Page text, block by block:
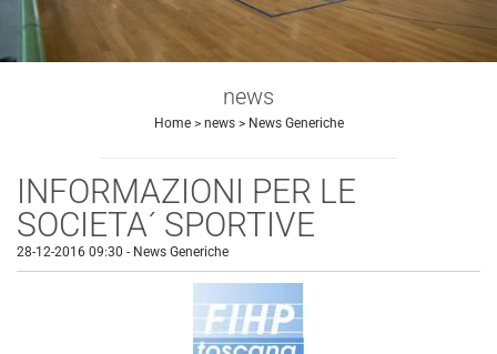
news
Home> news> News Generiche
INFORMAZIONI PER LE
SOCIETA´ SPORTIVE
28-12-2016 09:30 - News Generiche